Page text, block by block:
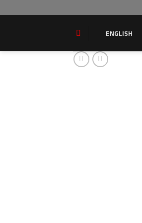
ENGLISH